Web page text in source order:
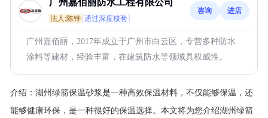
广州嘉佰丽防水工程有限公司
法人:陈钟 通过深度核验
咨询 进店
广州嘉佰丽，2017年成立于广州市白云区，专营多种防水
涂料等建材，经验丰富，在建筑防水等领域具权威性。
介绍： 湖州绿箭保温砂浆是一种高效保温材料，不仅能够保温，还
能够健康环保，是一种很好的保温选择。本文将为您介绍湖州绿箭